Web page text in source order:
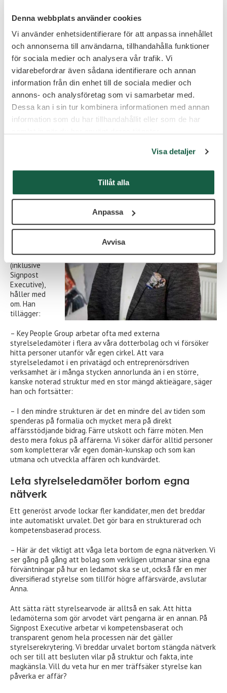
Denna webbplats använder cookies
Vi använder enhetsidentifierare för att anpassa innehållet
och annonserna till användarna, tillhandahålla funktioner
för sociala medier och analysera vår trafik. Vi
vidarebefordrar även sådana identifierare och annan
information från din enhet till de sociala medier och
annons- och analysföretag som vi samarbetar med.
Dessa kan i sin tur kombinera informationen med annan
information som du har tillhandahållit eller som de har
Visa detaljer
Tillåt alla
Anpassa
Avvisa
Verkligheten släpar nämligen efter. Västsvenska
Handelskammarens styrelseundersökning 2025 visar att
andelen jämställda styrelser i Västsverige sjönk till 17
procent. Samtidigt är nyttan väl belagd:BDO:s börsrapport
samma år, baserad på 421 börsbolag, visar att jämställda
styrelser i snitt gav 5,85 procents avkastning under 2024, mot
2,62 procent för mansdominerade.
Just därför finns initiativ som Styrelselistan, Västsvenska
Handelskammarens satsning, som samlar över 290
kvalificerade kvinnliga kandidater och gör det enklare för
ägare och valberedningar att bredda urvalet i stället för att
Det här är
founding
Group AB, en
företag
(inklusive
Signpost
Executive),
håller med
om. Han
tillägger:
– Key People Group arbetar ofta med externa
styrelseledamöter i flera av våra dotterbolag och vi försöker
hitta personer utanför vår egen cirkel. Att vara
styrelseledamot i en privatägd och entreprenörsdriven
verksamhet är i många stycken annorlunda än i en större,
kanske noterad struktur med en stor mängd aktieägare, säger
han och fortsätter:
– I den mindre strukturen är det en mindre del av tiden som
spenderas på formalia och mycket mera på direkt
affärsstödjande bidrag. Färre utskott och färre möten. Men
desto mera fokus på affärerna. Vi söker därför alltid personer
som kompletterar vår egen domän-kunskap och som kan
utmana och utveckla affären och kundvärdet.
Leta styrelseledamöter bortom egna
nätverk
Ett generöst arvode lockar fler kandidater, men det breddar
inte automatiskt urvalet. Det gör bara en strukturerad och
kompetensbaserad process.
– Här är det viktigt att våga leta bortom de egna nätverken. Vi
ser gång på gång att bolag som verkligen utmanar sina egna
förväntningar på hur en ledamot ska se ut, också får en mer
diversifierad styrelse som tillför högre affärsvärde, avslutar
Anna.
Att sätta rätt styrelsearvode är alltså en sak. Att hitta
ledamöterna som gör arvodet värt pengarna är en annan. På
Signpost Executive arbetar vi kompetensbaserat och
transparent genom hela processen när det gäller
styrelserekrytering. Vi breddar urvalet bortom stängda nätverk
och ser till att besluten vilar på struktur och fakta, inte
magkänsla. Vill du veta hur en mer träffsäker styrelse kan
påverka er affär?